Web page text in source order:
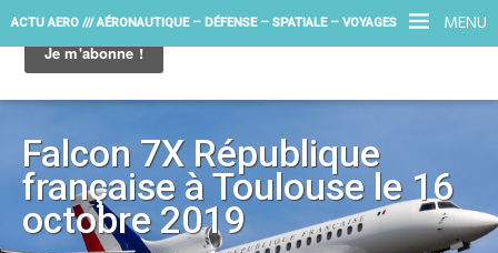
MENU
ACTU AERO /// AÉRONAUTIQUE – DÉFENSE – SPATIALE – VOYAGES
Falcon 7X République
française à Toulouse le 16
octobre 2019